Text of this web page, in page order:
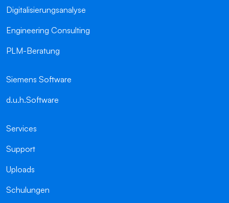
Digitalisierungsanalyse
Engineering Consulting
PLM-Beratung
Siemens Software
d.u.h.Software
Services
Support
Uploads
Schulungen